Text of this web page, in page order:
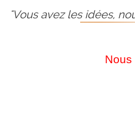
"Vous avez les idées,
Nous